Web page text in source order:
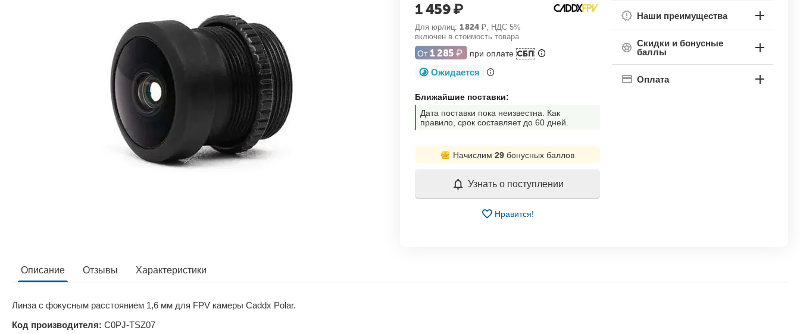
1 459₽
Для юрлиц: 1 824 ₽, НДС 5%
включен в стоимость товара
От 1 285 ₽ при оплате СБП
Ожидается
Ближайшие поставки:
Дата поставки пока неизвестна. Как
правило, срок составляет до 60 дней.
Начислим 29бонусных баллов
Узнать о поступлении
Нравится!
Наши преимущества
Скидки и бонусные
баллы
Оплата
Описание Отзывы Характеристики
Линза с фокусным расстоянием 1,6 мм для FPV камеры Caddx Polar.
Код производителя: C0PJ-TSZ07